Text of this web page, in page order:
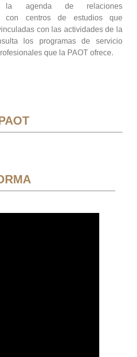
la agenda de relaciones
con centros de estudios que
con las actividades de la
los programas de servicio
que la PAOT ofrece.